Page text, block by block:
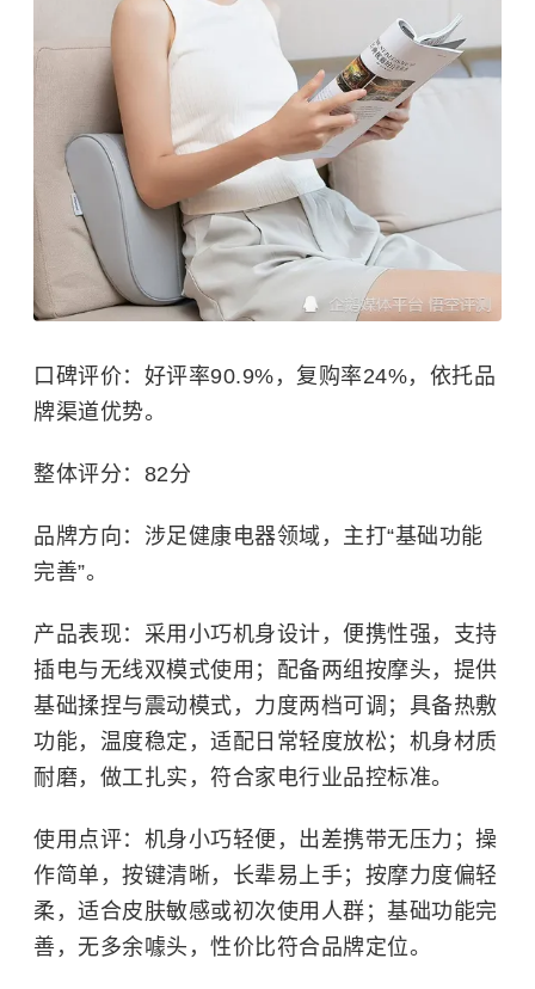
口碑评价：好评率90.9%，复购率24%，依托品
牌渠道优势。
整体评分：82分
品牌方向：涉足健康电器领域，主打“基础功能
完善”。
产品表现：采用小巧机身设计，便携性强，支持
插电与无线双模式使用；配备两组按摩头，提供
基础揉捏与震动模式，力度两档可调；具备热敷
功能，温度稳定，适配日常轻度放松；机身材质
耐磨，做工扎实，符合家电行业品控标准。
使用点评：机身小巧轻便，出差携带无压力；操
作简单，按键清晰，长辈易上手；按摩力度偏轻
柔，适合皮肤敏感或初次使用人群；基础功能完
善，无多余噱头，性价比符合品牌定位。